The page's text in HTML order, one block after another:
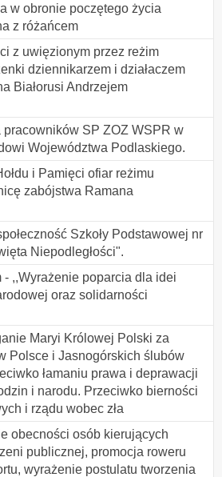
w obronie poczętego życia
z różańcem
z uwięzionym przez reżim
dziennikarzem i działaczem
Białorusi Andrzejem
pracowników SP ZOZ WSPR w
Województwa Podlaskiego.
i Pamięci ofiar reżimu
zabójstwa Ramana
Szkoły Podstawowej nr
Niepodległości".
- ,,Wyrażenie poparcia dla idei
oraz solidarności
Maryi Królowej Polski za
Polsce i Jasnogórskich ślubów
łamaniu prawa i deprawacji
i narodu. Przeciwko bierności
i rządu wobec zła
obecności osób kierujących
publicznej, promocja roweru
wyrażenie postulatu tworzenia